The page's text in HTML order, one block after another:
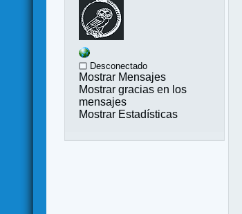
Desconectado
Mostrar Mensajes
Mostrar gracias en los
mensajes
Mostrar Estadísticas